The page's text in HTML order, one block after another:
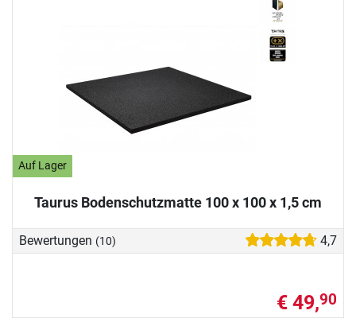
Auf Lager
Taurus Bodenschutzmatte 100 x 100 x 1,5 cm
Bewertungen (10) 4,7
€ 49,90